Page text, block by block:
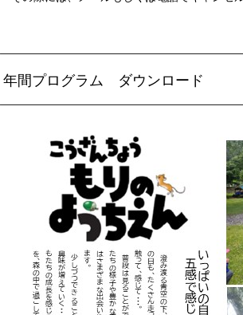
年間プログラム ダウンロード